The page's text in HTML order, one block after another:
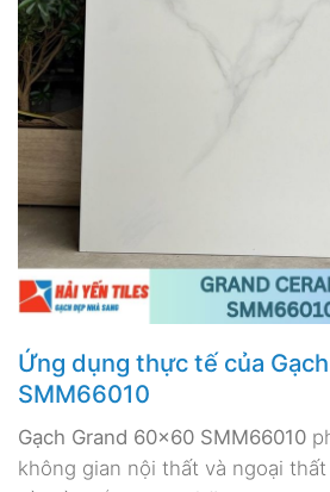
Ứng dụng thực tế của
SMM66010
Gạch Grand 60×60 SMM66010
không gian nội thất và ngoại